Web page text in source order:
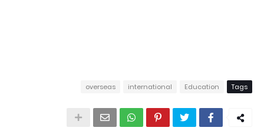
Tags
Education
international
overseas